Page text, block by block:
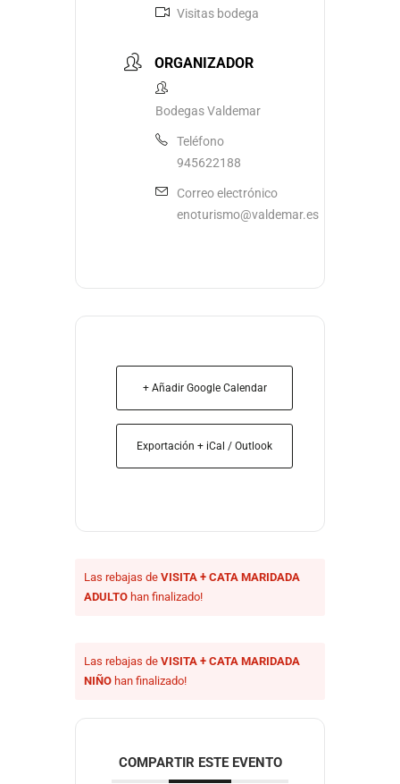
Visitas bodega
ORGANIZADOR
Bodegas Valdemar
Teléfono
945622188
Correo electrónico
enoturismo@valdemar.es
+ Añadir Google Calendar
Exportación + iCal / Outlook
Las rebajas de VISITA + CATA MARIDADA
ADULTO han finalizado!
Las rebajas de VISITA + CATA MARIDADA
NIÑO han finalizado!
COMPARTIR ESTE EVENTO